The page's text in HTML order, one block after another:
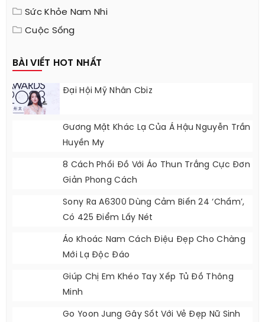
Sức Khỏe Nam Nhi
Cuộc Sống
BÀI VIẾT HOT NHẤT
Đại Hội Mỹ Nhân Cbiz
Gương Mặt Khác Lạ Của Á Hậu Nguyễn Trần
Huyền My
8 Cách Phối Đồ Với Áo Thun Trắng Cực Đơn
Giản Phong Cách
Sony Ra A6300 Dùng Cảm Biến 24 ‘chấm’,
Có 425 Điểm Lấy Nét
Áo Khoác Nam Cách Điệu Đẹp Cho Chàng
Mới Lạ Độc Đáo
Giúp Chị Em Khéo Tay Xếp Tủ Đồ Thông
Minh
Go Yoon Jung Gây Sốt Với Vẻ Đẹp Nữ Sinh